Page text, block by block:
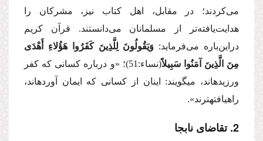
می‌كردند؛ در مقابل، اهل كتاب نیز، مشركان را
هدایت‌یافته‌تر از مسلمانان می‌دانستند. قرآن كریم
دراین‌باره می‌فرماید: وَیَقُولُونَ لِلَّذِینَ كَفَرُوا هَؤُلاءِ أَهْدَی
مِنَ الَّذِینَ آمَنُوا سَبِیلاً(نساء:51)؛
«و درباره كسانی كه كفر
ورزیده‏اند، می‏گویند: اینان از كسانی كه ایمان آورده‏اند،
راه‏یافته‏ترند».
2. تقاضای نابجا